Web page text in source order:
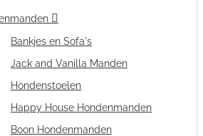
Bankjes en Sofa's
Jack and Vanilla Manden
Hondenstoelen
Happy House Hondenmanden
Boon Hondenmanden